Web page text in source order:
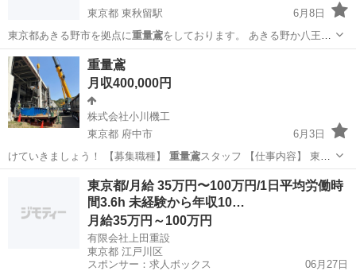
東京都 東秋留駅
6月8日
東京都あきる野市を拠点に重量鳶をしております。 あきる野か八王子
に集…
東京 あきる野市
重量鳶
月収400,000円
株式会社小川機工
東京都 府中市
6月3日
けていきましょう！ 【募集職種】 重量鳶スタッフ 【仕事内容】 東
京、千…
鳶職 未経験
東京都/月給 35万円〜100万円/1日平均労働時
間3.6h 未経験から年収10…
月給35万円～100万円
有限会社上田重設
東京都 江戸川区
スポンサー：求人ボックス
06月27日